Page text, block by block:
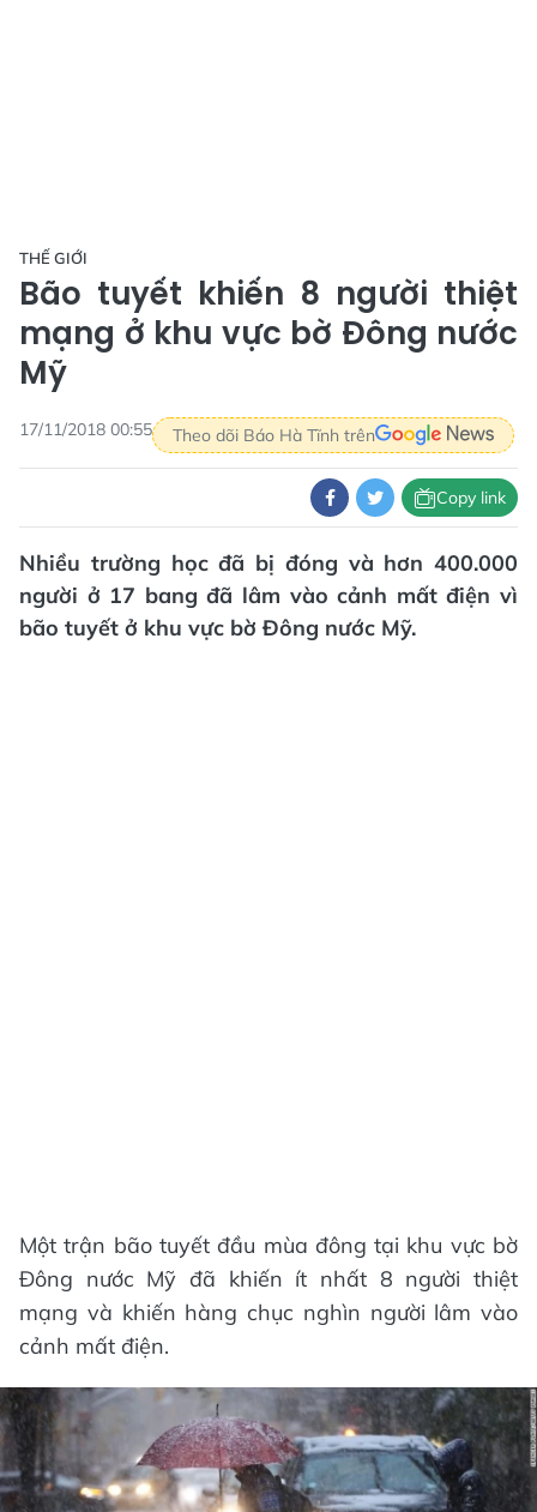
THẾ GIỚI
Bão tuyết khiến 8 người thiệt
mạng ở khu vực bờ Đông nước
Mỹ
17/11/2018 00:55 Theo dõi Báo Hà Tĩnh trên
Copy link
Nhiều trường học đã bị đóng và hơn 400.000
người ở 17 bang đã lâm vào cảnh mất điện vì
bão tuyết ở khu vực bờ Đông nước Mỹ.
Một trận bão tuyết đầu mùa đông tại khu vực bờ
Đông nước Mỹ đã khiến ít nhất 8 người thiệt
mạng và khiến hàng chục nghìn người lâm vào
cảnh mất điện.